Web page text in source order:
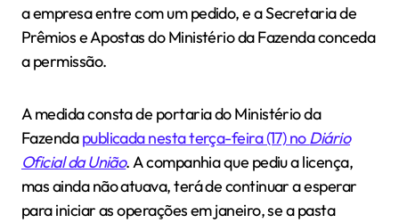
a empresa entre com um pedido, e a Secretaria de
Prêmios e Apostas do Ministério da Fazenda conceda
a permissão.
A medida consta de portaria do Ministério da
Fazendapublicada nesta terça-feira (17) noDiário
Oficial da União. A companhia que pediu a licença,
mas ainda não atuava, terá de continuar a esperar
para iniciar as operações em janeiro, se a pasta